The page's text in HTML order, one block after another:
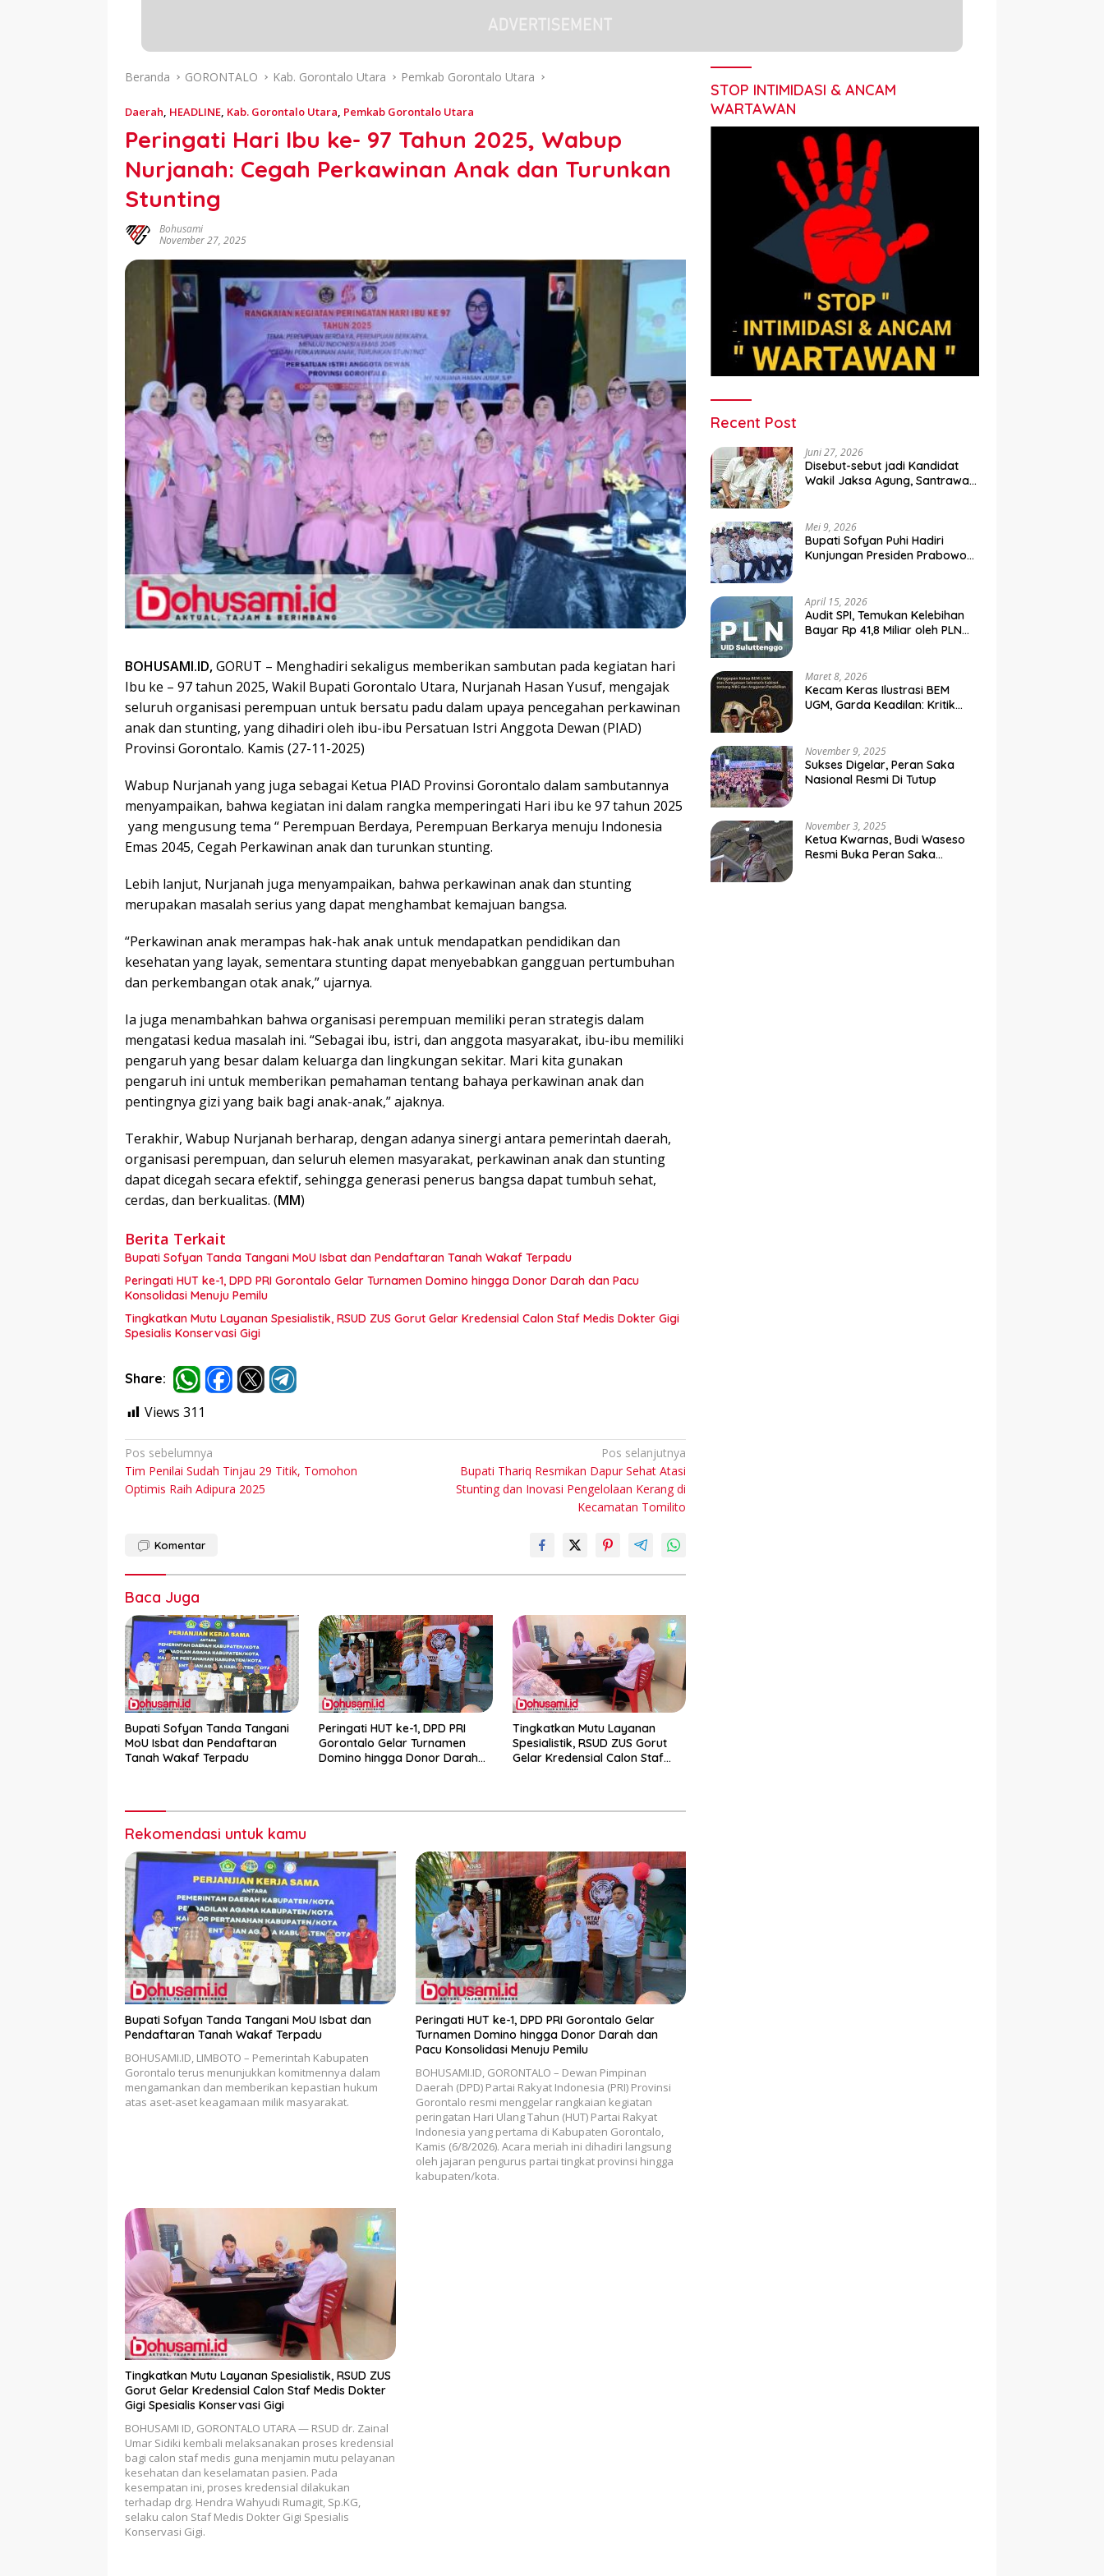
Beranda GORONTALO Kab. Gorontalo Utara Pemkab Gorontalo Utara
Daerah, HEADLINE, Kab. Gorontalo Utara, Pemkab Gorontalo Utara
Peringati Hari Ibu ke- 97 Tahun 2025, Wabup
Nurjanah: Cegah Perkawinan Anak dan Turunkan
Stunting
Bohusami
November 27, 2025
BOHUSAMI.ID,GORUT – Menghadiri sekaligus memberikan sambutan pada kegiatan hari
Ibu ke – 97 tahun 2025, Wakil Bupati Gorontalo Utara, Nurjanah Hasan Yusuf, mengajak
seluruh organisasi perempuan untuk bersatu padu dalam upaya pencegahan perkawinan
anak dan stunting, yang dihadiri oleh ibu-ibu Persatuan Istri Anggota Dewan (PIAD)
Provinsi Gorontalo. Kamis (27-11-2025)
Wabup Nurjanah yang juga sebagai Ketua PIAD Provinsi Gorontalo dalam sambutannya
menyampaikan, bahwa kegiatan ini dalam rangka memperingati Hari ibu ke 97 tahun 2025
yang mengusung tema “ Perempuan Berdaya, Perempuan Berkarya menuju Indonesia
Emas 2045, Cegah Perkawinan anak dan turunkan stunting.
Lebih lanjut, Nurjanah juga menyampaikan, bahwa perkawinan anak dan stunting
merupakan masalah serius yang dapat menghambat kemajuan bangsa.
“Perkawinan anak merampas hak-hak anak untuk mendapatkan pendidikan dan
kesehatan yang layak, sementara stunting dapat menyebabkan gangguan pertumbuhan
dan perkembangan otak anak,” ujarnya.
Ia juga menambahkan bahwa organisasi perempuan memiliki peran strategis dalam
mengatasi kedua masalah ini. “Sebagai ibu, istri, dan anggota masyarakat, ibu-ibu memiliki
pengaruh yang besar dalam keluarga dan lingkungan sekitar. Mari kita gunakan
pengaruh ini untuk memberikan pemahaman tentang bahaya perkawinan anak dan
pentingnya gizi yang baik bagi anak-anak,” ajaknya.
Terakhir, Wabup Nurjanah berharap, dengan adanya sinergi antara pemerintah daerah,
organisasi perempuan, dan seluruh elemen masyarakat, perkawinan anak dan stunting
dapat dicegah secara efektif, sehingga generasi penerus bangsa dapat tumbuh sehat,
cerdas, dan berkualitas. (MM)
Berita Terkait
Bupati Sofyan Tanda Tangani MoU Isbat dan Pendaftaran Tanah Wakaf Terpadu
Peringati HUT ke-1, DPD PRI Gorontalo Gelar Turnamen Domino hingga Donor Darah dan Pacu
Konsolidasi Menuju Pemilu
Tingkatkan Mutu Layanan Spesialistik, RSUD ZUS Gorut Gelar Kredensial Calon Staf Medis Dokter Gigi
Spesialis Konservasi Gigi
Share:
Views 311
Navigasi
pos
Pos sebelumnya
Tim Penilai Sudah Tinjau 29 Titik, Tomohon
Optimis Raih Adipura 2025
Pos selanjutnya
Bupati Thariq Resmikan Dapur Sehat Atasi
Stunting dan Inovasi Pengelolaan Kerang di
Kecamatan Tomilito
Komentar
Baca Juga
Bupati Sofyan Tanda Tangani
MoU Isbat dan Pendaftaran
Tanah Wakaf Terpadu
Peringati HUT ke-1, DPD PRI
Gorontalo Gelar Turnamen
Domino hingga Donor Darah
Tingkatkan Mutu Layanan
Spesialistik, RSUD ZUS Gorut
Gelar Kredensial Calon Staf
Rekomendasi untuk kamu
Bupati Sofyan Tanda Tangani MoU Isbat dan
Pendaftaran Tanah Wakaf Terpadu
BOHUSAMI.ID, LIMBOTO – Pemerintah Kabupaten
Gorontalo terus menunjukkan komitmennya dalam
mengamankan dan memberikan kepastian hukum
atas aset-aset keagamaan milik masyarakat.
Peringati HUT ke-1, DPD PRI Gorontalo Gelar
Turnamen Domino hingga Donor Darah dan
Pacu Konsolidasi Menuju Pemilu
BOHUSAMI.ID, GORONTALO – Dewan Pimpinan
Daerah (DPD) Partai Rakyat Indonesia (PRI) Provinsi
Gorontalo resmi menggelar rangkaian kegiatan
peringatan Hari Ulang Tahun (HUT) Partai Rakyat
Indonesia yang pertama di Kabupaten Gorontalo,
Kamis (6/8/2026). Acara meriah ini dihadiri langsung
oleh jajaran pengurus partai tingkat provinsi hingga
kabupaten/kota.
Tingkatkan Mutu Layanan Spesialistik, RSUD ZUS
Gorut Gelar Kredensial Calon Staf Medis Dokter
Gigi Spesialis Konservasi Gigi
BOHUSAMI ID, GORONTALO UTARA — RSUD dr. Zainal
Umar Sidiki kembali melaksanakan proses kredensial
bagi calon staf medis guna menjamin mutu pelayanan
kesehatan dan keselamatan pasien. Pada
kesempatan ini, proses kredensial dilakukan
terhadap drg. Hendra Wahyudi Rumagit, Sp.KG,
selaku calon Staf Medis Dokter Gigi Spesialis
Konservasi Gigi.
STOP INTIMIDASI & ANCAM
WARTAWAN
Recent Post
Juni 27, 2026
Disebut-sebut jadi Kandidat
Wakil Jaksa Agung, Santrawan
Mei 9, 2026
Bupati Sofyan Puhi Hadiri
Kunjungan Presiden Prabowo
April 15, 2026
Audit SPI, Temukan Kelebihan
Bayar Rp 41,8 Miliar oleh PLN
Maret 8, 2026
Kecam Keras Ilustrasi BEM
UGM, Garda Keadilan: Kritik
Negara
November 9, 2025
Sukses Digelar, Peran Saka
Nasional Resmi Di Tutup
November 3, 2025
Ketua Kwarnas, Budi Waseso
Resmi Buka Peran Saka